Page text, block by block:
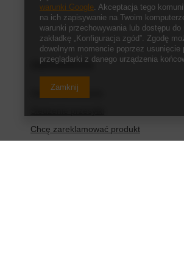
Zamówienia
Status zamówienia
Chcę zareklamować produkt
warunki Google. Akceptacja tego
na ich zapisywanie na Twoim
warunki przechowywania lub dostępu
zakładkę „Konfiguracja zgód”. Zgodę
dowolnym momencie poprzez usunięcie
przeglądarki z danego urządzenia
Zamknij